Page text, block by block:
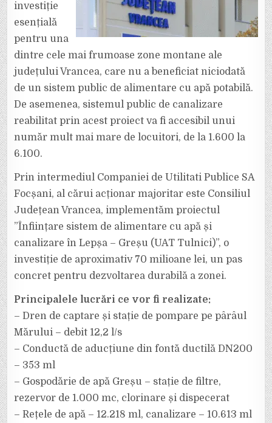
investiție
esențială
pentru una
dintre cele mai frumoase zone montane ale
județului Vrancea, care nu a beneficiat niciodată
de un sistem public de alimentare cu apă potabilă.
De asemenea, sistemul public de canalizare
reabilitat prin acest proiect va fi accesibil unui
număr mult mai mare de locuitori, de la 1.600 la
6.100.
Prin intermediul Companiei de Utilitati Publice SA
Focșani, al cărui acționar majoritar este Consiliul
Județean Vrancea, implementăm proiectul
”Înființare sistem de alimentare cu apă și
canalizare în Lepșa – Greșu (UAT Tulnici)”, o
investiție de aproximativ 70 milioane lei, un pas
concret pentru dezvoltarea durabilă a zonei.
Principalele lucrări ce vor fi realizate:
– Dren de captare și stație de pompare pe pârâul
Mărului – debit 12,2 l/s
– Conductă de aducțiune din fontă ductilă DN200
– 353 ml
– Gospodărie de apă Greșu – stație de filtre,
rezervor de 1.000 mc, clorinare și dispecerat
– Rețele de apă – 12.218 ml, canalizare – 10.613 ml